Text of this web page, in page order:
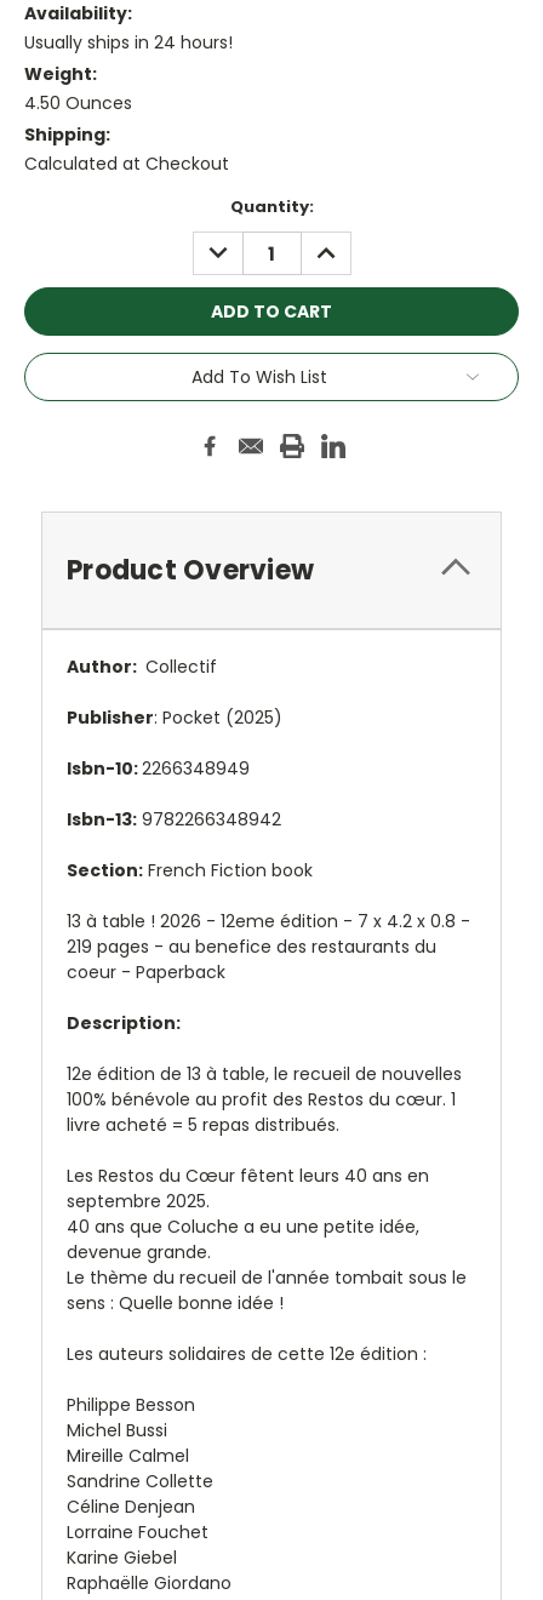
Availability:
Usually ships in 24 hours!
Weight:
4.50 Ounces
Shipping:
Calculated at Checkout
Quantity:
DECREASE
QUANTITY:
INCREASE
QUANTITY:
Add To Wish List
Product Overview
Author: Collectif
Publisher: Pocket (2025)
Isbn-10:2266348949
Isbn-13: 9782266348942
Section: French Fiction book
13 à table ! 2026 - 12eme édition - 7 x 4.2 x 0.8 -
219 pages - au benefice des restaurants du
coeur - Paperback
Description:
12e édition de 13 à table, le recueil de nouvelles
100% bénévole au profit des Restos du cœur. 1
livre acheté = 5 repas distribués.
Les Restos du Cœur fêtent leurs 40 ans en
septembre 2025.
40 ans que Coluche a eu une petite idée,
devenue grande.
Le thème du recueil de l'année tombait sous le
sens : Quelle bonne idée !
Les auteurs solidaires de cette 12e édition :
Philippe Besson
Michel Bussi
Mireille Calmel
Sandrine Collette
Céline Denjean
Lorraine Fouchet
Karine Giebel
Raphaëlle Giordano